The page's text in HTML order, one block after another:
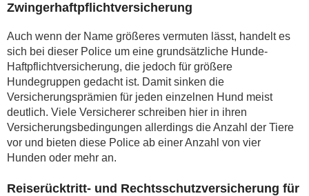
Zwingerhaftpflichtversicherung
Auch wenn der Name größeres vermuten lässt, handelt es
sich bei dieser Police um eine grundsätzliche Hunde-
Haftpflichtversicherung, die jedoch für größere
Hundegruppen gedacht ist. Damit sinken die
Versicherungsprämien für jeden einzelnen Hund meist
deutlich. Viele Versicherer schreiben hier in ihren
Versicherungsbedingungen allerdings die Anzahl der Tiere
vor und bieten diese Police ab einer Anzahl von vier
Hunden oder mehr an.
Reiserücktritt- und Rechtsschutzversicherung für